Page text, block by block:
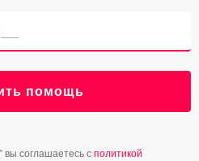
помощь
вы соглашаетесь с политикой